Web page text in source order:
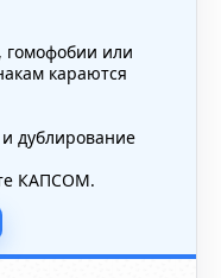
гомофобии или
караются
дублирование
КАПСОМ.
свои или чужие